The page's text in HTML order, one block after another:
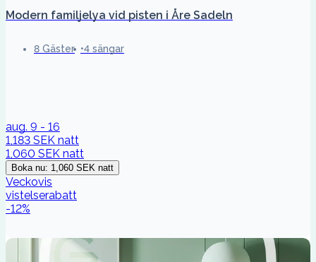
Modern familjelya vid pisten i Åre Sadeln
8 Gäster 4 sängar
aug. 9 - 16
1,183 SEK natt
1,060 SEK natt
Boka nu: 1,060 SEK natt
Veckovis
vistelserabatt
-12%